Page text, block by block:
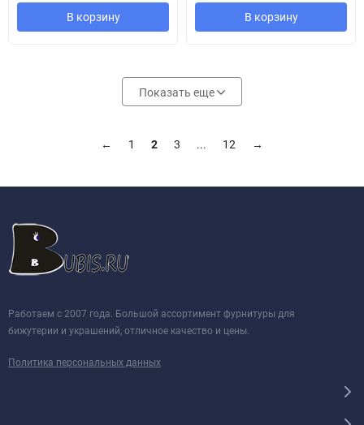
В корзину В корзину
Показать еще
← 1 2 3 ... 12 →
Работаем с 2007 года. Большой ассортимент фурнитуры для
бижутерии и украшений, отличное качество и цены.
Политика персональных данных